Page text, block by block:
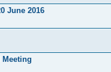
June 2016
Meeting